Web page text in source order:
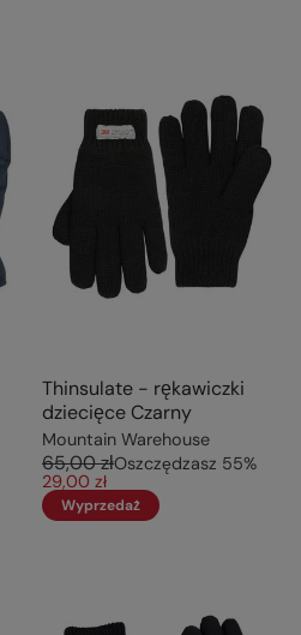
Thinsulate - rękawiczki
dziecięce Czarny
Mountain Warehouse
65,00 złOszczędzasz 55%
29,00 zł
Wyprzedaż